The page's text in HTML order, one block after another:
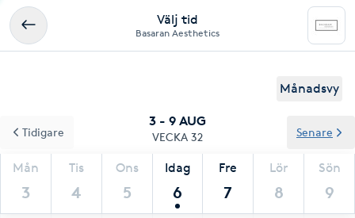
Välj tid
Basaran Aesthetics
Månadsvy
3 - 9 AUG
VECKA 32
Mån
3
Tis
4
Ons
5
Idag
6
Fre
7
Lör
8
Sön
9
Tidigare Senare